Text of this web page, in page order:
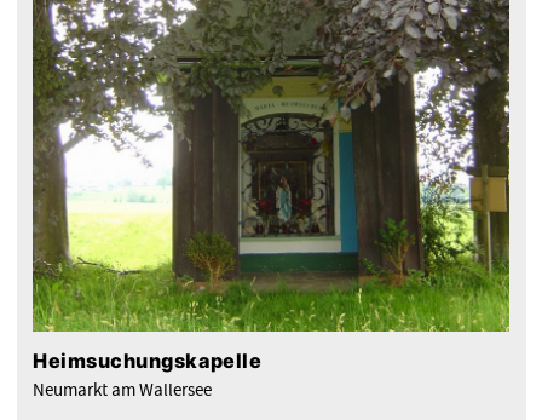
Heimsuchungskapelle
Neumarkt am Wallersee